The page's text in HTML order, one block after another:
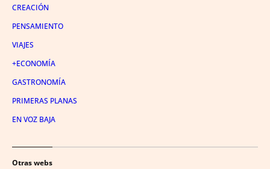
CREACIÓN
PENSAMIENTO
VIAJES
+ECONOMÍA
GASTRONOMÍA
PRIMERAS PLANAS
EN VOZ BAJA
Otras webs